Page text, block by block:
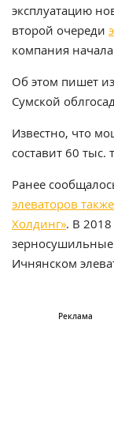
эксплуатацию
второй очереди
компания
Об этом пишет
Сумской
Известно, что
составит 60 тыс.
Ранее
элеваторов
Холдинг». В
Ичнянском